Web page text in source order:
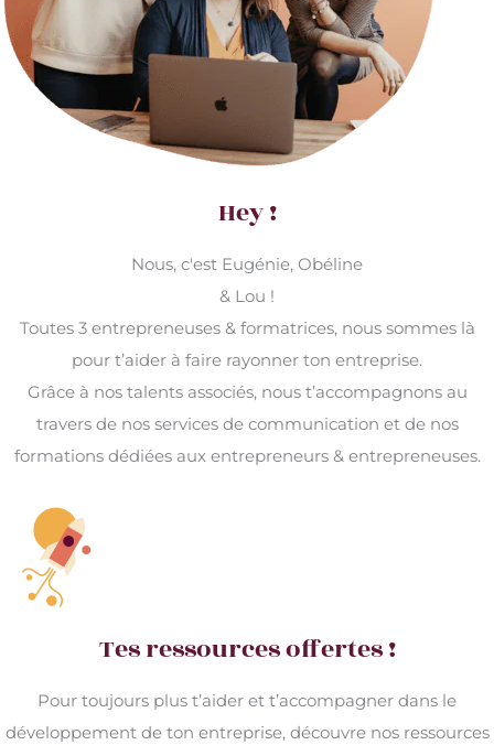
Hey !
Nous, c'est Eugénie, Obéline
& Lou !
Toutes 3 entrepreneuses & formatrices, nous sommes là
pour t’aider à faire rayonner ton entreprise.
Grâce à nos talents associés, nous t’accompagnons au
travers de nos services de communication et de nos
formations dédiées aux entrepreneurs & entrepreneuses.
Tes ressources offertes !
Pour toujours plus t’aider et t’accompagner dans le
développement de ton entreprise, découvre nos ressources